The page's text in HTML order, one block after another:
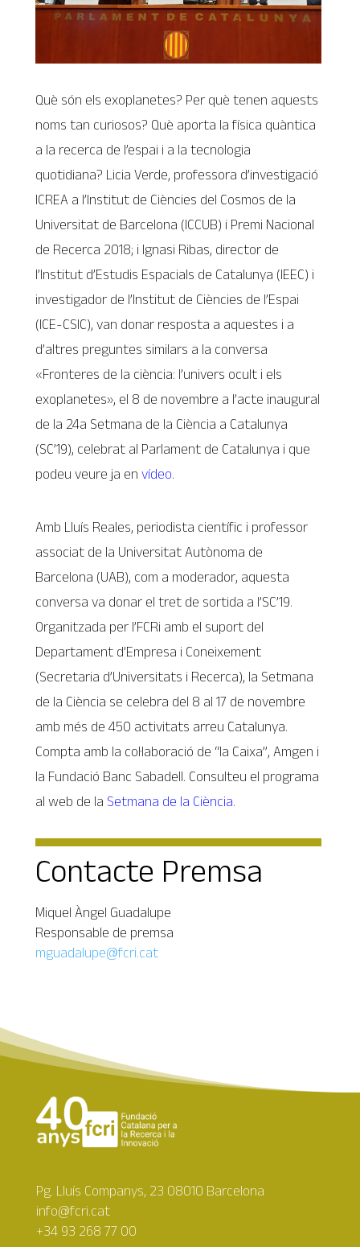
Què són els exoplanetes? Per què tenen aquests
noms tan curiosos? Què aporta la física quàntica
a la recerca de l’espai i a la tecnologia
quotidiana? Licia Verde, professora d’investigació
ICREA a l’Institut de Ciències del Cosmos de la
Universitat de Barcelona (ICCUB) i Premi Nacional
de Recerca 2018; i Ignasi Ribas, director de
l’Institut d’Estudis Espacials de Catalunya (IEEC) i
investigador de l’Institut de Ciències de l’Espai
(ICE-CSIC), van donar resposta a aquestes i a
d’altres preguntes similars a la conversa
«Fronteres de la ciència: l’univers ocult i els
exoplanetes», el 8 de novembre a l’acte inaugural
de la 24a Setmana de la Ciència a Catalunya
(SC’19), celebrat al Parlament de Catalunya i que
podeu veure ja envídeo.
Amb Lluís Reales, periodista científic i professor
associat de la Universitat Autònoma de
Barcelona (UAB), com a moderador, aquesta
conversa va donar el tret de sortida a l’SC’19.
Organitzada per l’FCRi amb el suport del
Departament d’Empresa i Coneixement
(Secretaria d’Universitats i Recerca), la Setmana
de la Ciència se celebra del 8 al 17 de novembre
amb més de 450 activitats arreu Catalunya.
Compta amb la col·laboració de “la Caixa”, Amgen i
la Fundació Banc Sabadell. Consulteu el programa
al web de la Setmana de la Ciència.
Contacte Premsa
Miquel Àngel Guadalupe
Responsable de premsa
mguadalupe@fcri.cat
Pg. Lluís Companys, 23 08010 Barcelona
info@fcri.cat
+34 93 268 77 00